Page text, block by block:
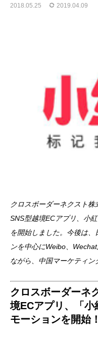
2018.05.25 2019.04.09
クロスボーダーネクスト
SNS型越境ECアプリ、小
を開始しました。今後は
ンを中心にWeibo、
ながら、中国マーケティン
クロスボーダーネ
境ECアプリ、「
モーションを開始！